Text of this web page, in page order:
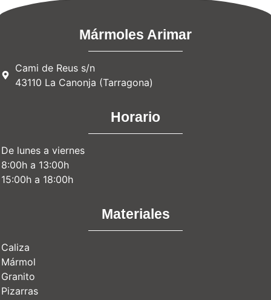
Mármoles Arimar
Cami de Reus s/n
43110 La Canonja (Tarragona)
Horario
De lunes a viernes
8:00h a 13:00h
15:00h a 18:00h
Materiales
Caliza
Mármol
Granito
Pizarras